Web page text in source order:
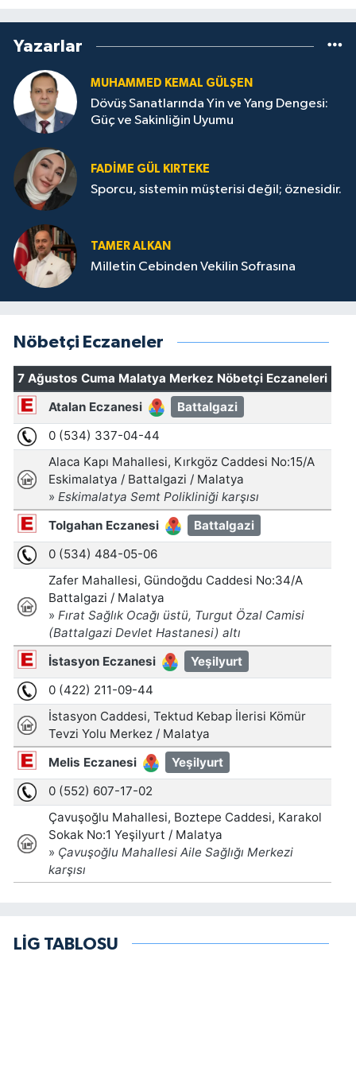
Yazarlar
MUHAMMED KEMAL GÜLŞEN
Dövüş Sanatlarında Yin ve Yang Dengesi:
Güç ve Sakinliğin Uyumu
FADIME GÜL KIRTEKE
Sporcu, sistemin müşterisi değil; öznesidir.
TAMER ALKAN
Milletin Cebinden Vekilin Sofrasına
Nöbetçi Eczaneler
LİG TABLOSU